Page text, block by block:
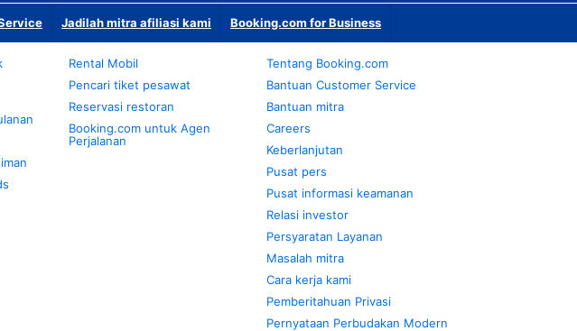
Jadilah mitra afiliasi kami Booking.com for Business
Rental Mobil
Pencari tiket pesawat
Reservasi restoran
Booking.com untuk Agen
Perjalanan
Tentang Booking.com
Bantuan Customer Service
Bantuan mitra
Careers
Keberlanjutan
Pusat pers
Pusat informasi keamanan
Relasi investor
Persyaratan Layanan
Masalah mitra
Cara kerja kami
Pemberitahuan Privasi
Pernyataan Perbudakan Modern